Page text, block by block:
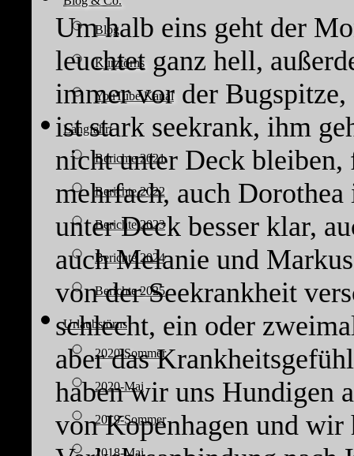
Blog
Kurztörns
YouTube Kanal
Langfahrt
Berichte 2021
Berichte 2022
Berichte 2023
Berichte 2024
Berichte 2025
Urlaubstörns
2020-Sommer
2020-Mai
2019-Sommer
2018-Mai
Um halb eins geht der
leuchtet ganz hell,
immer vor der Bugspitze,
ist stark seekrank, ihm
nicht unter Deck
mehrfach, auch
unter Deck besser klar,
auch Melanie und
von der Seekrankheit
schlecht, ein oder
aber das
haben wir uns Hundigen
von Kopenhagen und wir